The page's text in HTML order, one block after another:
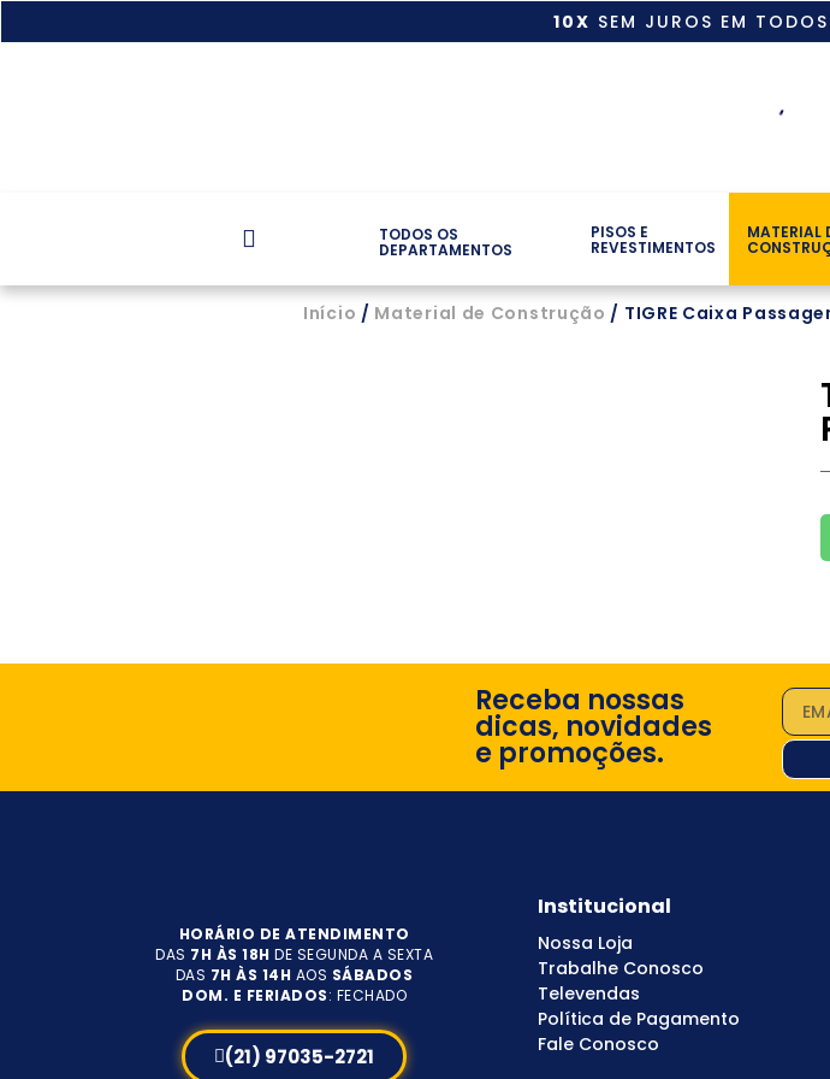
10X SEM JUROS EM
TODOS OS
DEPARTAMENTOS
PISOS E
REVESTIMENTOS
MATERIAL
Início / Material de Construção / TIGRE Caixa
Receba nossas
dicas, novidades
e promoções.
HORÁRIO DE ATENDIMENTO
DAS 7H ÀS 18H DE SEGUNDA A SEXTA
DAS 7H ÀS 14H AOS SÁBADOS
DOM. E FERIADOS: FECHADO
(21) 97035-2721
Institucional
Nossa Loja
Trabalhe Conosco
Televendas
Política de Pagamento
Fale Conosco